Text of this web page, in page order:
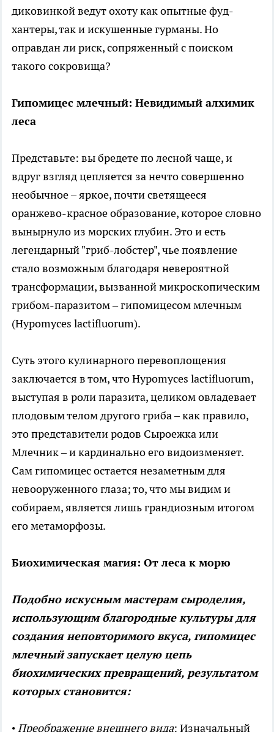
диковинкой ведут охоту как опытные фуд-
хантеры, так и искушенные гурманы. Но
оправдан ли риск, сопряженный с поиском
такого сокровища?
Гипомицес млечный: Невидимый алхимик
леса
Представьте: вы бредете по лесной чаще, и
вдруг взгляд цепляется за нечто совершенно
необычное – яркое, почти светящееся
оранжево-красное образование, которое словно
вынырнуло из морских глубин. Это и есть
легендарный "гриб-лобстер", чье появление
стало возможным благодаря невероятной
трансформации, вызванной микроскопическим
грибом-паразитом – гипомицесом млечным
(Hypomyces lactifluorum).
Суть этого кулинарного перевоплощения
заключается в том, что Hypomyces lactifluorum,
выступая в роли паразита, целиком овладевает
плодовым телом другого гриба – как правило,
это представители родов Сыроежка или
Млечник – и кардинально его видоизменяет.
Сам гипомицес остается незаметным для
невооруженного глаза; то, что мы видим и
собираем, является лишь грандиозным итогом
его метаморфозы.
Биохимическая магия: От леса к морю
Подобно искусным мастерам сыроделия,
использующим благородные культуры для
создания неповторимого вкуса, гипомицес
млечный запускает целую цепь
биохимических превращений, результатом
которых становится:
•Преображение внешнего вида: Изначальный